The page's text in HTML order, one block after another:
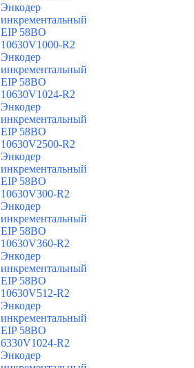
Энкодер
инкрементальный
EIP 58BO
10630V1000-R2
Энкодер
инкрементальный
EIP 58BO
10630V1024-R2
Энкодер
инкрементальный
EIP 58BO
10630V2500-R2
Энкодер
инкрементальный
EIP 58BO
10630V300-R2
Энкодер
инкрементальный
EIP 58BO
10630V360-R2
Энкодер
инкрементальный
EIP 58BO
10630V512-R2
Энкодер
инкрементальный
EIP 58BO
6330V1024-R2
Энкодер